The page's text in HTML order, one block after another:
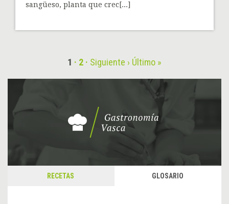
sangüeso, planta que crec[...]
1 2 Siguiente › Último »
RECETAS GLOSARIO